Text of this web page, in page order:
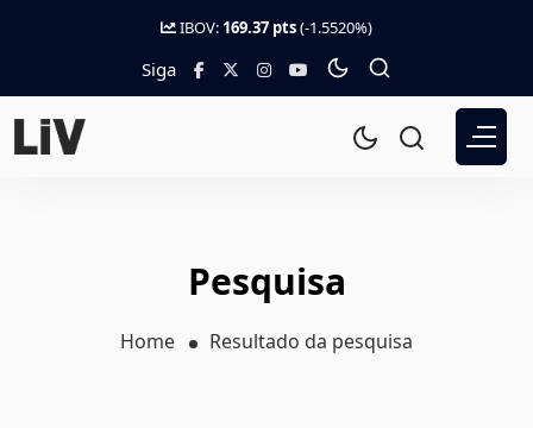
IBOV: 169.37 pts(-1.5520%)
Siga
Pesquisa
Home Resultado da pesquisa